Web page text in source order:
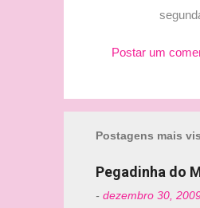
Postar um
Postagens mais
Pegadinha do
- dezembro 30,